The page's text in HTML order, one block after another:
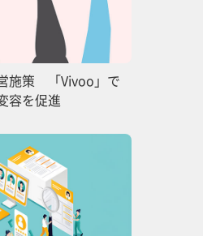
施策 「Vivoo」で
容を促進